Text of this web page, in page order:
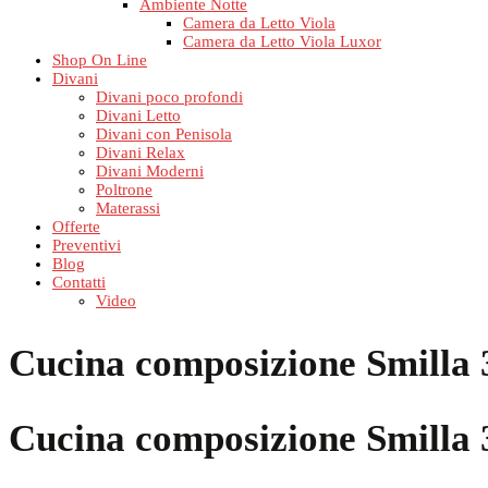
Ambiente Notte
Camera da Letto Viola
Camera da Letto Viola Luxor
Shop On Line
Divani
Divani poco profondi
Divani Letto
Divani con Penisola
Divani Relax
Divani Moderni
Poltrone
Materassi
Offerte
Preventivi
Blog
Contatti
Video
Cucina composizione Smilla
Cucina composizione Smilla